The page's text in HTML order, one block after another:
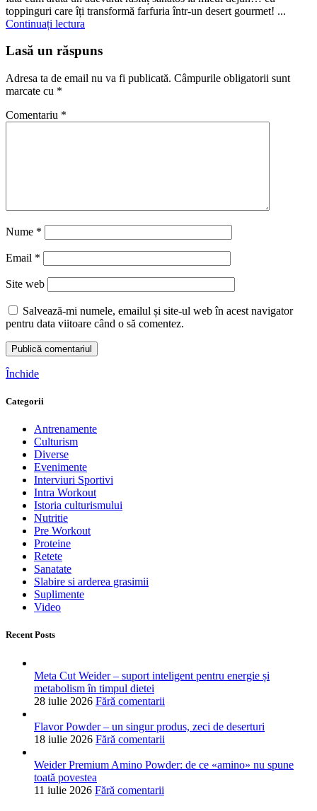
toppinguri care îți transformă farfuria într-un desert gourmet! ...
Continuați lectura
Lasă un răspuns
Adresa ta de email nu va fi publicată. Câmpurile obligatorii sunt
marcate cu *
Comentariu *
Nume *
Email *
Site web
Salvează-mi numele, emailul și site-ul web în acest navigator
pentru data viitoare când o să comentez.
Închide
Categorii
Antrenamente
Culturism
Diverse
Evenimente
Interviuri Sportivi
Intra Workout
Istoria culturismului
Nutritie
Pre Workout
Proteine
Retete
Sanatate
Slabire si arderea grasimii
Suplimente
Video
Recent Posts
Meta Cut Weider – suport inteligent pentru energie și
metabolism în timpul dietei
28 iulie 2026 Fără comentarii
Flavor Powder – un singur produs, zeci de deserturi
18 iulie 2026 Fără comentarii
Weider Premium Amino Powder: de ce «amino» nu spune
toată povestea
11 iulie 2026 Fără comentarii